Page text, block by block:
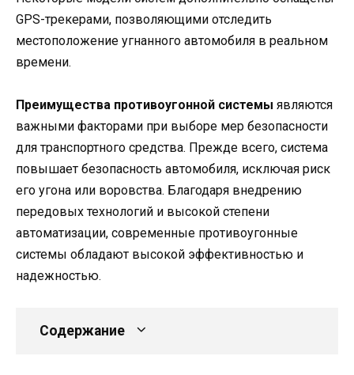
GPS-трекерами, позволяющими отследить
местоположение угнанного автомобиля в реальном
времени.
Преимущества противоугонной системы являются
важными факторами при выборе мер безопасности
для транспортного средства. Прежде всего, система
повышает безопасность автомобиля, исключая риск
его угона или воровства. Благодаря внедрению
передовых технологий и высокой степени
автоматизации, современные противоугонные
системы обладают высокой эффективностью и
надежностью.
Содержание